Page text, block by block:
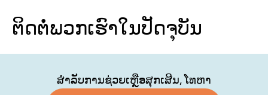
ຕິດຕໍ່ພວກເຮົາໃນປັດຈຸບັນ
ສໍາລັບການຊ່ວຍເຫຼືອສຸກເສີນ, ໂທຫາ